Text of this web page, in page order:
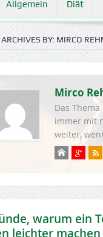
Allgemein Diät
ARCHIVES BY: MIRCO
Mirco
Das
immer mit
weiter,
warum ein
leichter